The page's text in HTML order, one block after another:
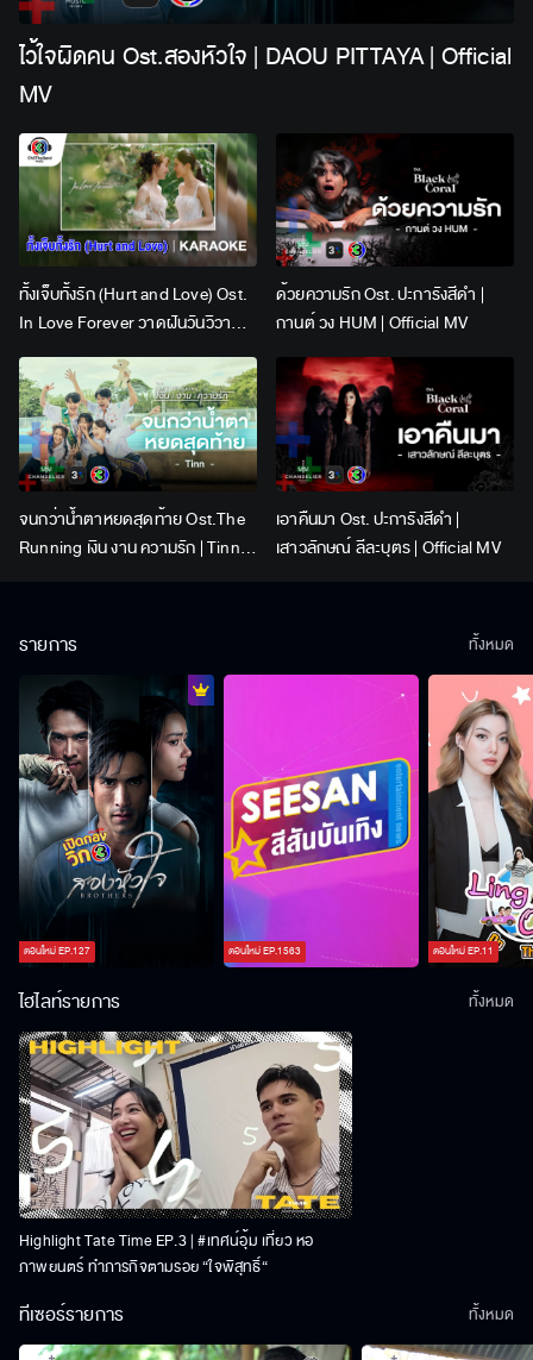
ไว้ใจผิดคน Ost.สองหัวใจ | DAOU PITTAYA | Official
MV
ทั้งเจ็บทั้งรัก (Hurt and Love) Ost.
In Love Forever วาดฝันวันวิวาห์ |
Lingling Kwong x Orm
Kornnaphat | Official Karaoke
ด้วยความรัก Ost. ปะการังสีดำ |
กานต์ วง HUM | Official MV
จนกว่าน้ำตาหยดสุดท้าย Ost.The
Running เงิน งาน ความรัก | Tinn |
เอาคืนมา Ost. ปะการังสีดำ |
เสาวลักษณ์ ลีละบุตร | Official MV
รายการ
ตอนใหม่EP.127 ตอนใหม่EP.1563 ตอนใหม่EP.11
ทั้งหมด
ไฮไลท์รายการ
Highlight Tate Time EP.3 | #เทศน์อุ้ม เที่ยว หอ
ภาพยนตร์ ทำภารกิจตามรอย “ใจพิสุทธิ์“
ทั้งหมด
ทีเซอร์รายการ ทั้งหมด